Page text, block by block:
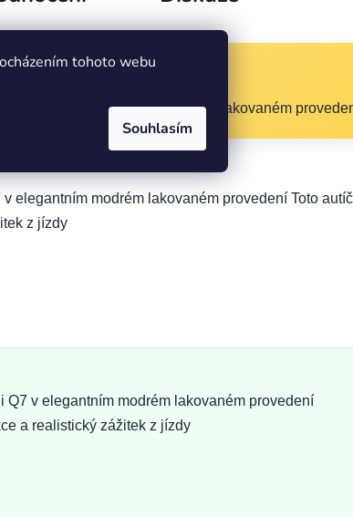
tohoto webu
Souhlasím
lakované
Audi Q7 v elegantním modrém lakovaném
elegantním modrém lakovaném provedení Toto
z jízdy
v elegantním modrém lakovaném provedení
a realistický zážitek z jízdy